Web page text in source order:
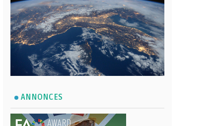
ANNONCES